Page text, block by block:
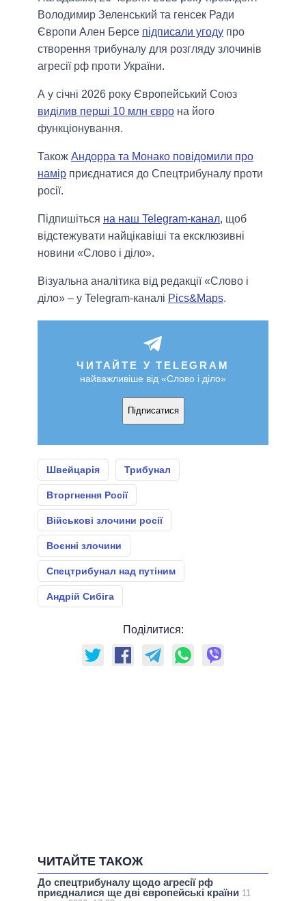
Володимир Зеленський та генсек Ради
Європи Ален Берсе підписали угоду про
створення трибуналу для розгляду злочинів
агресії рф проти України.
А у січні 2026 року Європейський Союз
виділив перші 10 млн євро на його
функціонування.
Також Андорра та Монако повідомили про
намір приєднатися до Спецтрибуналу проти
росії.
Підпишіться на наш Telegram-канал, щоб
відстежувати найцікавіші та ексклюзивні
новини «Слово і діло».
Візуальна аналітика від редакції «Слово і
діло» – у Telegram-каналі Pics&Maps.
ЧИТАЙТЕ У TELEGRAM
найважливіше від «Слово і діло»
Підписатися
Швейцарія Трибунал
Вторгнення Росії
Військові злочини росії
Воєнні злочини
Спецтрибунал над путіним
Андрій Сибіга
Поділитися:
ЧИТАЙТЕ ТАКОЖ
До спецтрибуналу щодо агресії рф
приєдналися ще дві європейські країни 11